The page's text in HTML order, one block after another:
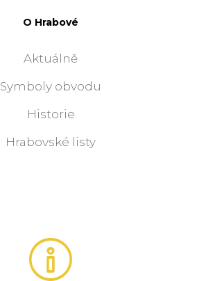
O Hrabové
Aktuálně
Symboly obvodu
Historie
Hrabovské listy